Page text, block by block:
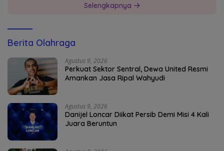
Selengkapnya
Berita Olahraga
Agustus 9, 2026
Perkuat Sektor Sentral, Dewa United Resmi
Amankan Jasa Ripal Wahyudi
Agustus 9, 2026
Danijel Loncar Diikat Persib Demi Misi 4 Kali
Juara Beruntun